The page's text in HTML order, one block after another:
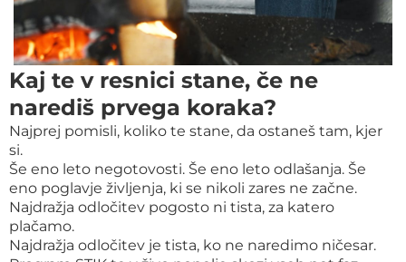
Kaj te v resnici stane, če ne
narediš prvega koraka?
Najprej pomisli, koliko te stane, da ostaneš tam, kjer
si.
Še eno leto negotovosti. Še eno leto odlašanja. Še
eno poglavje življenja, ki se nikoli zares ne začne.
Najdražja odločitev pogosto ni tista, za katero
plačamo.
Najdražja odločitev je tista, ko ne naredimo ničesar.